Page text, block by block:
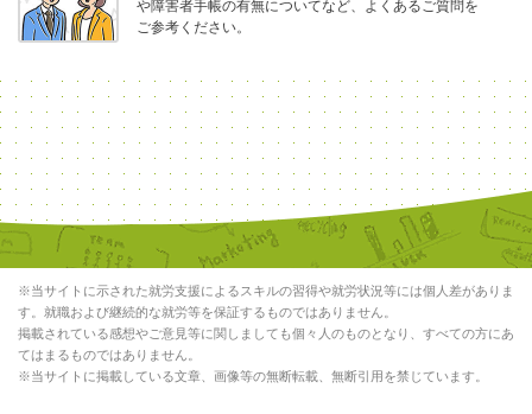
や障害者手帳の有無についてなど、よくあるご質問を
ご参考ください。
※当サイトに示された就労支援によるスキルの習得や就労状況等には個人差がありま
す。就職および継続的な就労等を保証するものではありません。
掲載されている感想やご意見等に関しましても個々人のものとなり、すべての方にあ
てはまるものではありません。
※当サイトに掲載している文章、画像等の無断転載、無断引用を禁じています。